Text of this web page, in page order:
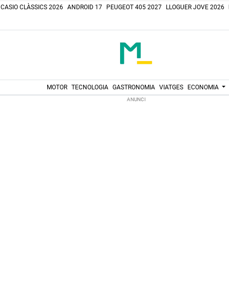
CASIO CLÀSSICS 2026 ANDROID 17 PEUGEOT 405 2027 LLOGUER JOVE 2026
MOTOR TECNOLOGIA GASTRONOMIA VIATGES ECONOMIA